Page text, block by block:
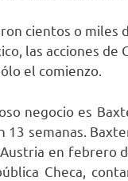
cientos o miles
las acciones de
el comienzo.
negocio es
semanas.
en febrero
Checa,